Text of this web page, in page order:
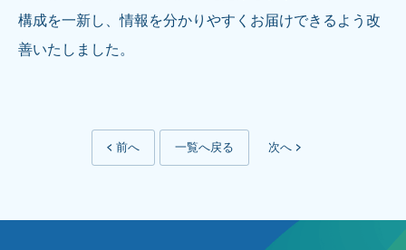
構成を一新し、情報を分かりやすくお届けできるよう改
善いたしました。
前へ 一覧へ戻る 次へ